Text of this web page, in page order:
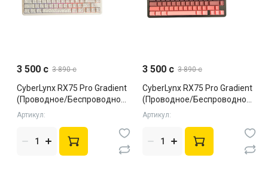
3 500 c 3 890 c
CyberLynx RX75 Pro Gradient
(Проводное/Беспроводное,
White, Silent)
Артикул:
3 500 c 3 890 c
CyberLynx RX75 Pro Gradient
(Проводное/Беспроводное,
Black, Silent)
Артикул: